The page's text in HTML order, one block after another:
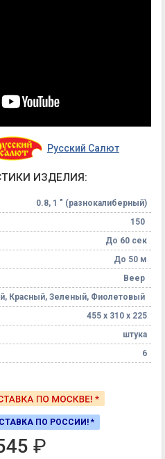
Русский Салют
ИЗДЕЛИЯ:
0.8, 1 " (разнокалиберный)
150
До 60 сек
До 50 м
Веер
Красный, Зеленый, Фиолетовый
455 х 310 х 225
штука
6
ПО РОССИИ! *
₽